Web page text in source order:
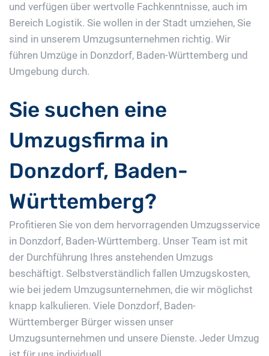
und verfügen über wertvolle Fachkenntnisse, auch im
Bereich Logistik. Sie wollen in der Stadt umziehen, Sie
sind in unserem Umzugsunternehmen richtig. Wir
führen Umzüge in Donzdorf, Baden-Württemberg und
Umgebung durch.
Sie suchen eine
Umzugsfirma in
Donzdorf, Baden-
Württemberg?
Profitieren Sie von dem hervorragenden Umzugsservice
in Donzdorf, Baden-Württemberg. Unser Team ist mit
der Durchführung Ihres anstehenden Umzugs
beschäftigt. Selbstverständlich fallen Umzugskosten,
wie bei jedem Umzugsunternehmen, die wir möglichst
knapp kalkulieren. Viele Donzdorf, Baden-
Württemberger Bürger wissen unser
Umzugsunternehmen und unsere Dienste. Jeder Umzug